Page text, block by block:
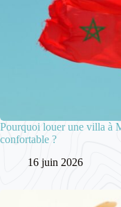
Pourquoi louer une villa à
confortable ?
16 juin 2026